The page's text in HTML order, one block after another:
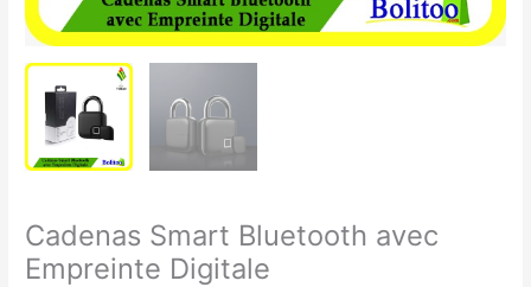
Cadenas Smart Bluetooth avec
Empreinte Digitale